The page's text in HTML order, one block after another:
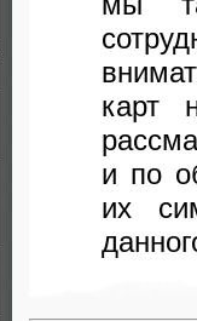
карт
и по
их